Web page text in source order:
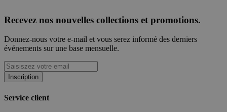
Recevez nos nouvelles collections et promotions.
Donnez-nous votre e-mail et vous serez informé des derniers
événements sur une base mensuelle.
Inscription
Service client